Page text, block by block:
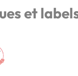
et